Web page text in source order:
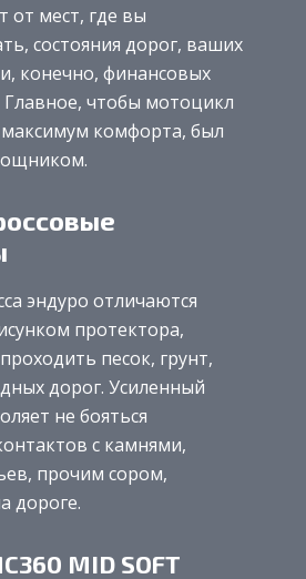
от мест, где вы
состояния дорог, ваших
конечно, финансовых
чтобы мотоцикл
комфорта, был
эндуро отличаются
протектора,
песок, грунт,
дорог. Усиленный
не бояться
с камнями,
прочим сором,
дороге.
MID SOFT